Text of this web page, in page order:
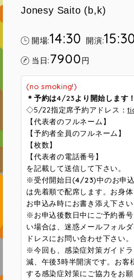
Jonesy Saito (b,k)
開場:14:30 開演:
当日: 7900円
(no smoking!)
＊予約は4/23より開始します！
◇5/22指定席予約アドレス：
【代表者のフルネーム】
【予約者全員のフルネーム】
【枚数】
【代表者の電話番号】
を記載して送信して下さい。
※受付開始日(4/23)中のお申
は先着順で配席します。お身
お申込み時にお書き添え下さ
※お申込後数日中にご予約番
い場合は、迷惑メールフォル
ドレスにお問い合わせ下さい。
※今回も、感染症対策ガイド
減、午後3時半開演です。お客
する感染症対策にご協力をお願